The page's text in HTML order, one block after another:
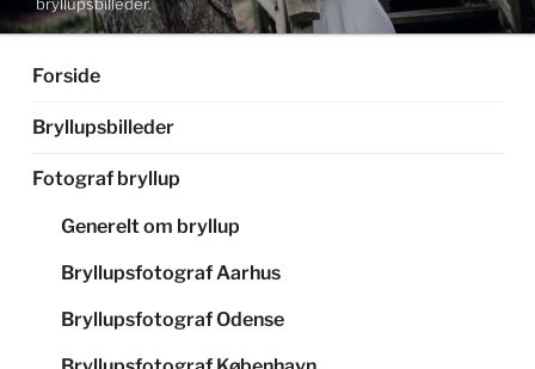
Forside
Bryllupsbilleder
Fotograf bryllup
Generelt om bryllup
Bryllupsfotograf Aarhus
Bryllupsfotograf Odense